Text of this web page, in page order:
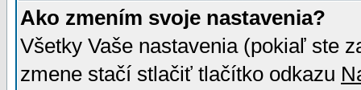
Ako zmením svoje nastavenia?
Všetky Vaše nastavenia (pokiaľ ste
zmene stačí stlačiť tlačítko odkazu